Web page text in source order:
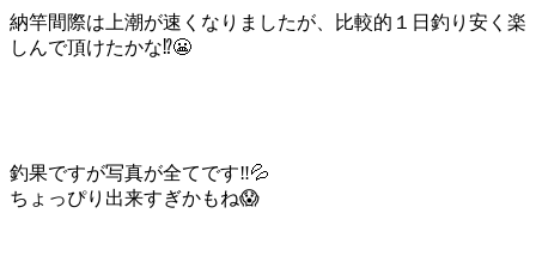
納竿間際は上潮が速くなりましたが、比較的１日釣り安く楽
しんで頂けたかな⁉️😬
釣果ですが写真が全てです‼️💦
ちょっぴり出来すぎかもね😱